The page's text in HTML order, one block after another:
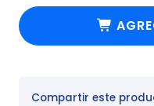
Compartir este